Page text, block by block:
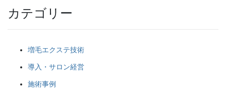
カテゴリー
増毛エクステ技術
導入・サロン経営
施術事例